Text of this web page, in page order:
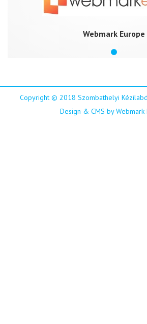
Webmark Europe
Copyright © 2018 Szombathelyi
Design & CMS by Webmark